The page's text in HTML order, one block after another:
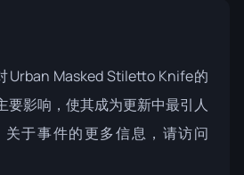
Urban Masked Stiletto Knife的
要影响，使其成为更新中最引人
关于事件的更多信息，请访问